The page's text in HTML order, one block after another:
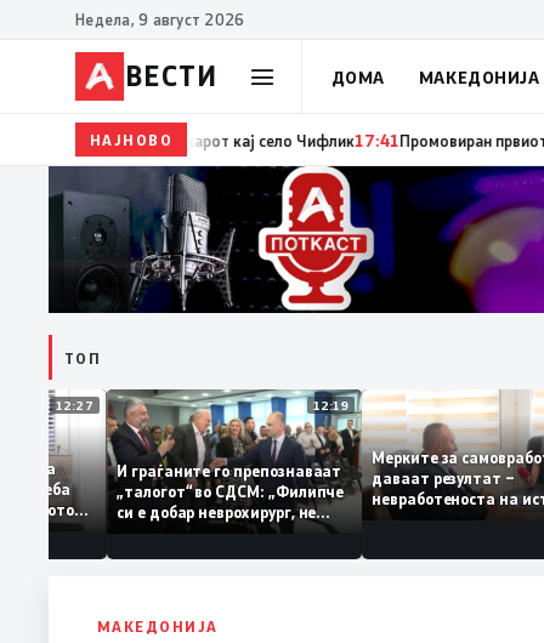
Недела, 9 август 2026
ВЕСТИ ДОМА МАКЕДОНИЈА
НАЈНОВО
17:42 ЦУК: До 18 часот 11 пожари на отворен
ТОП
12:27
За
треба
домашното
12:19
И граѓаните го препознаваат
„талогот“ во СДСМ: „Филипче
си е добар неврохирург, не
треба се занимава со
Мерките за
даваат резултат –
невработеноста
најниско ниво од
МАКЕДОНИЈА